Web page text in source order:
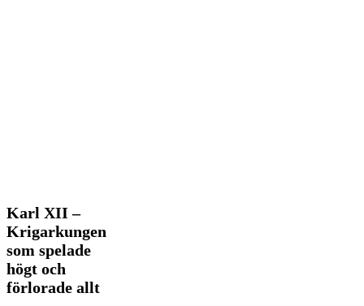
Karl
XII
–
Krigarkungen
som
spelade
högt
Karl XII –
Krigarkungen
som spelade
högt och
förlorade allt